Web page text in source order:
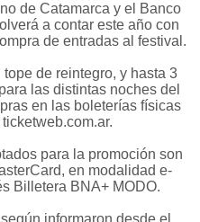
de Catamarca y el Banco
a contar este año con
de entradas al festival.
de reintegro, y hasta 3
las distintas noches del
en las boleterías físicas
para la promoción son
en modalidad e-
Billetera BNA+ MODO.